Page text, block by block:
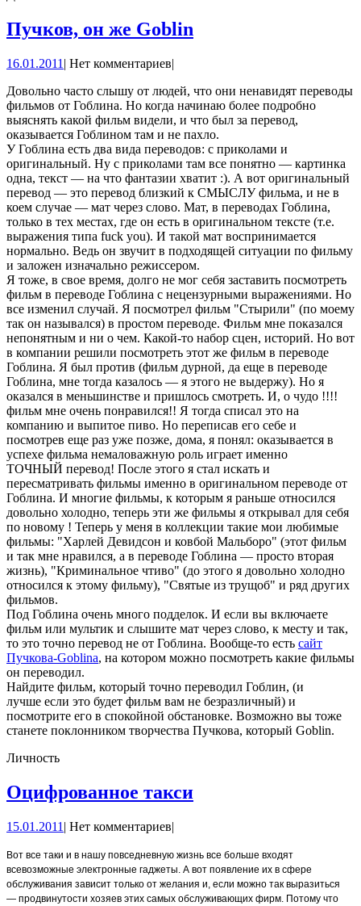
Пучков, он же Goblin
Goblin
16.01.2011 16.01.2011
| Нет комментариев|
Довольно часто слышу от людей, что они ненавидят переводы
фильмов от Гоблина. Но когда начинаю более подробно
выяснять какой фильм видели, и что был за перевод,
оказывается Гоблином там и не пахло.
У Гоблина есть два вида переводов: с приколами и
оригинальный. Ну с приколами там все понятно — картинка
одна, текст — на что фантазии хватит :). А вот оригинальный
перевод — это перевод близкий к СМЫСЛУ фильма, и не в
коем случае — мат через слово. Мат, в переводах Гоблина,
только в тех местах, где он есть в оригинальном тексте (т.е.
выражения типа fuck you). И такой мат воспринимается
нормально. Ведь он звучит в подходящей ситуации по фильму
и заложен изначально режиссером.
Я тоже, в свое время, долго не мог себя заставить посмотреть
фильм в переводе Гоблина с нецензурными выражениями. Но
все изменил случай. Я посмотрел фильм "Стырили" (по моему
так он назывался) в простом переводе. Фильм мне показался
непонятным и ни о чем. Какой-то набор сцен, историй. Но вот
в компании решили посмотреть этот же фильм в переводе
Гоблина. Я был против (фильм дурной, да еще в переводе
Гоблина, мне тогда казалось — я этого не выдержу). Но я
оказался в меньшинстве и пришлось смотреть. И, о чудо !!!!
фильм мне очень понравился!! Я тогда списал это на
компанию и выпитое пиво. Но переписав его себе и
посмотрев еще раз уже позже, дома, я понял: оказывается в
успехе фильма немаловажную роль играет именно
ТОЧНЫЙ перевод! После этого я стал искать и
пересматривать фильмы именно в оригинальном переводе от
Гоблина. И многие фильмы, к которым я раньше относился
довольно холодно, теперь эти же фильмы я открывал для себя
по новому ! Теперь у меня в коллекции такие мои любимые
фильмы: "Харлей Девидсон и ковбой Мальборо" (этот фильм
и так мне нравился, а в переводе Гоблина — просто вторая
жизнь), "Криминальное чтиво" (до этого я довольно холодно
относился к этому фильму), "Святые из трущоб" и ряд других
фильмов.
Под Гоблина очень много подделок. И если вы включаете
фильм или мультик и слышите мат через слово, к месту и так,
то это точно перевод не от Гоблина. Вообще-то есть сайт
Пучкова-Goblina, на котором можно посмотреть какие фильмы
он переводил.
Найдите фильм, который точно переводил Гоблин, (и
лучше если это будет фильм вам не безразличный) и
посмотрите его в спокойной обстановке. Возможно вы тоже
станете поклонником творчества Пучкова, который Goblin.
Личность
Оцифрованное таксиОцифрованное
15.01.2011 15.01.2011
| Нет комментариев|
Вот все таки и в нашу повседневную жизнь все больше входят
всевозможные электронные гаджеты. А вот появление их в сфере
обслуживания зависит только от желания и, если можно так выразиться
— продвинутости хозяев этих самых обслуживающих фирм. Потому что